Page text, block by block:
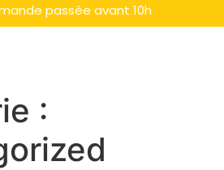
passée avant 10h
: